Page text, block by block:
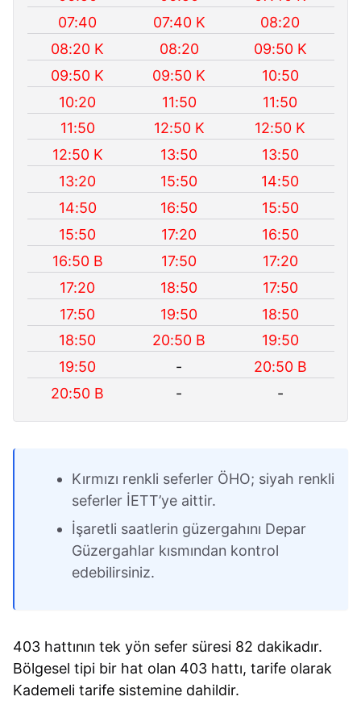
07:40
07:40 K
08:20
08:20 K
08:20
09:50 K
09:50 K
09:50 K
10:50
10:20
11:50
11:50
11:50
12:50 K
12:50 K
12:50 K
13:50
13:50
13:20
15:50
14:50
14:50
16:50
15:50
15:50
17:20
16:50
16:50 B
17:50
17:20
17:20
18:50
17:50
17:50
19:50
18:50
18:50
20:50 B
19:50
19:50
-
20:50 B
20:50 B
- -
Kırmızı renkli seferler ÖHO; siyah renkli
seferler İETT’ye aittir.
İşaretli saatlerin güzergahını Depar
Güzergahlar kısmından kontrol
edebilirsiniz.
403 hattının tek yön sefer süresi 82 dakikadır.
Bölgesel tipi bir hat olan 403 hattı, tarife olarak
Kademeli tarife sistemine dahildir.